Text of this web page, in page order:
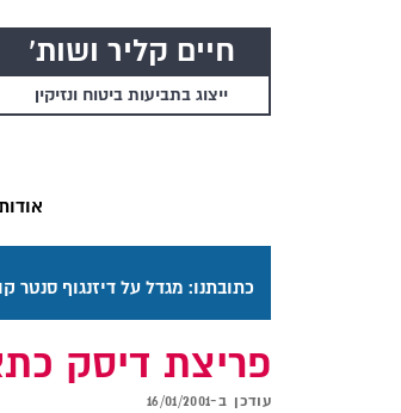
חיים קליר ושות'
ייצוג בתביעות ביטוח ונזיקין
כתובתנו: מגדל על דיזנגוף סנטר קומה 16, רחוב דיזנגוף 50 תל אביב. דרכי ההגעה בתפריט
פריצת דיסק
עודכן ב-16/01/2001